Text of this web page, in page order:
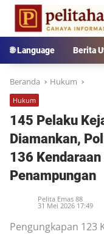
Langsung
konten
🌐 Language Berita
Beranda Hukum
Hukum
145 Pelaku
Diamankan,
136
Penampungan
Pelita Emas 88
31 Mei 2026 17:49
Pengungkapan 123